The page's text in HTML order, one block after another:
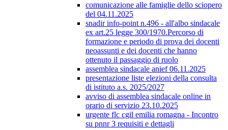
comunicazione alle famiglie dello sciopero
del 04.11.2025
snadir info-point n.496 - all'albo sindacale
ex art.25 legge 300/1970.Percorso di
formazione e periodo di prova dei docenti
neoassunti e dei docenti che hanno
ottenuto il passaggio di ruolo
assemblea sindacale anief 06.11.2025
presentazione liste elezioni della consulta
di istituto a.s. 2025/2027
avviso di assemblea sindacale online in
orario di servizio 23.10.2025
urgente flc cgil emilia romagna - Incontro
su pnnr 3 requisiti e dettagli